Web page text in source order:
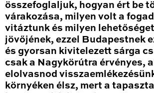
összefoglaljuk, hogyan ért be
várakozása, milyen volt a
vitáztunk és milyen
jövőjének, ezzel Budapestnek
és gyorsan kivitelezett sárga
csak a Nagykörútra érvényes,
elolvasnod
környéken élsz, mert a